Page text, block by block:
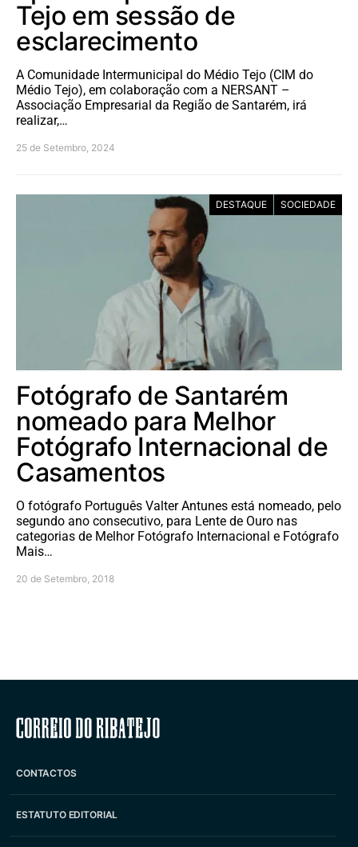
Tejo em sessão de
esclarecimento
A Comunidade Intermunicipal do Médio Tejo (CIM do
Médio Tejo), em colaboração com a NERSANT –
Associação Empresarial da Região de Santarém, irá
realizar,…
25 de Setembro, 2024
DESTAQUE SOCIEDADE
Fotógrafo de Santarém
nomeado para Melhor
Fotógrafo Internacional de
Casamentos
O fotógrafo Português Valter Antunes está nomeado, pelo
segundo ano consecutivo, para Lente de Ouro nas
categorias de Melhor Fotógrafo Internacional e Fotógrafo
Mais…
20 de Setembro, 2018
Correio do Ribatejo
CONTACTOS
ESTATUTO EDITORIAL